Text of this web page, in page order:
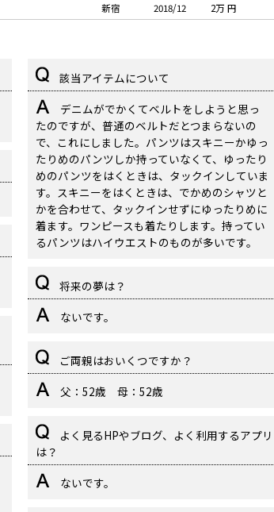
新宿 2018/12 2万 円
該当アイテムについて
デニムがでかくてベルトをしようと思っ
たのですが、普通のベルトだとつまらないの
で、これにしました。パンツはスキニーかゆっ
たりめのパンツしか持っていなくて、ゆったり
めのパンツをはくときは、タックインしていま
す。スキニーをはくときは、でかめのシャツと
かを合わせて、タックインせずにゆったりめに
着ます。ワンピースも着たりします。持ってい
るパンツはハイウエストのものが多いです。
将来の夢は？
ないです。
ご両親はおいくつですか？
父：52歳 母：52歳
よく見るHPやブログ、よく利用するアプリ
は？
ないです。